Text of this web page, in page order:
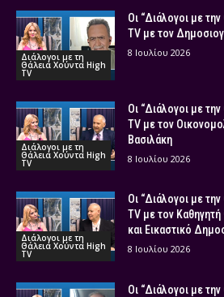
Διάλογοι με τη
Θάλεια Χούντα High
TV
Οι “Διάλογοι με
TV με τον
8 Ιουλίου 2026
Διάλογοι με τη
Θάλεια Χούντα High
TV
Οι “Διάλογοι με
TV με τον
Βασιλάκη
8 Ιουλίου 2026
Διάλογοι με τη
Θάλεια Χούντα High
TV
Οι “Διάλογοι με
TV με τον
και Εικαστικό
8 Ιουλίου 2026
Οι “Διάλογοι με